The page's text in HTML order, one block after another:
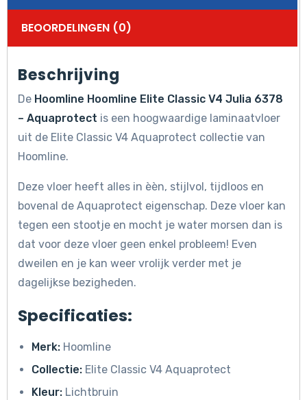
BEOORDELINGEN (0)
Beschrijving
De Hoomline Hoomline Elite Classic V4 Julia 6378
– Aquaprotect is een hoogwaardige laminaatvloer
uit de Elite Classic V4 Aquaprotect collectie van
Hoomline.
Deze vloer heeft alles in èèn, stijlvol, tijdloos en
bovenal de Aquaprotect eigenschap. Deze vloer kan
tegen een stootje en mocht je water morsen dan is
dat voor deze vloer geen enkel probleem! Even
dweilen en je kan weer vrolijk verder met je
dagelijkse bezigheden.
Specificaties:
Merk: Hoomline
Collectie: Elite Classic V4 Aquaprotect
Kleur: Lichtbruin